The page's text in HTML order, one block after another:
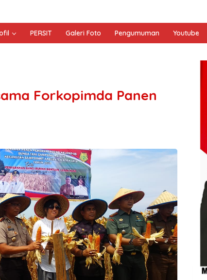
PERSIT Galeri Foto Pengumuman Youtube
Forkopimda Panen